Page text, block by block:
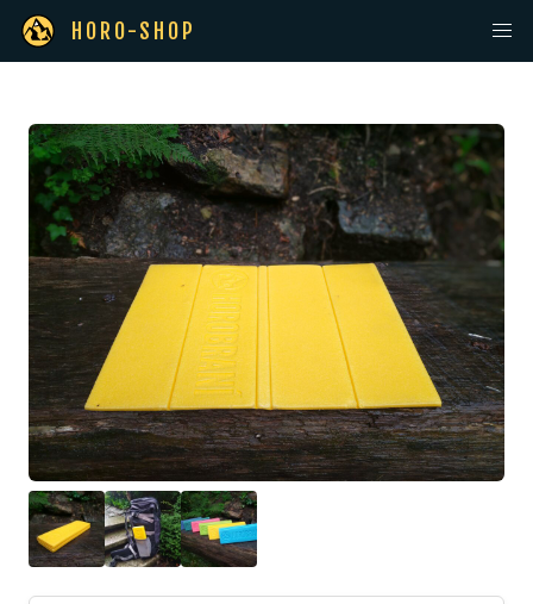
HORO-SHOP